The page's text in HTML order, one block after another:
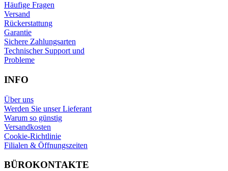
Häufige Fragen
Versand
Rückerstattung
Garantie
Sichere Zahlungsarten
Technischer Support und
Probleme
INFO
Über uns
Werden Sie unser Lieferant
Warum so günstig
Versandkosten
Cookie-Richtlinie
Filialen & Öffnungszeiten
BÜROKONTAKTE